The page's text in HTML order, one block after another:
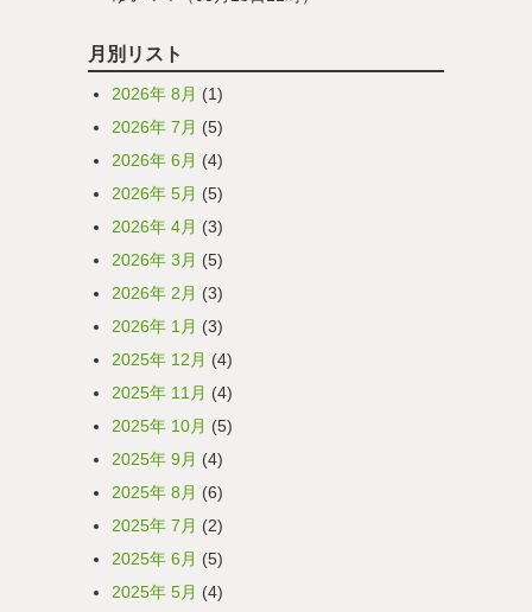
月別リスト
2026年 8月 (1)
2026年 7月 (5)
2026年 6月 (4)
2026年 5月 (5)
2026年 4月 (3)
2026年 3月 (5)
2026年 2月 (3)
2026年 1月 (3)
2025年 12月 (4)
2025年 11月 (4)
2025年 10月 (5)
2025年 9月 (4)
2025年 8月 (6)
2025年 7月 (2)
2025年 6月 (5)
2025年 5月 (4)